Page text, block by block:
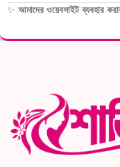
✨ আমাদের ওয়েবসাইট ব্যবহার